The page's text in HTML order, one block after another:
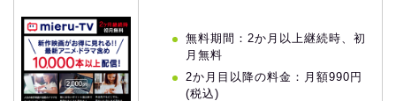
無料期間：2か月以上継続時、初
月無料
2か月目以降の料金：月額990円
(税込)